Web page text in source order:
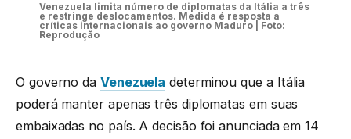
Venezuela limita número de diplomatas da Itália a três
e restringe deslocamentos. Medida é resposta a
críticas internacionais ao governo Maduro | Foto:
Reprodução
O governo da Venezuela determinou que a Itália
poderá manter apenas três diplomatas em suas
embaixadas no país. A decisão foi anunciada em 14